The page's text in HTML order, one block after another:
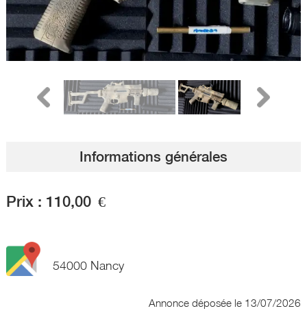
Informations générales
Prix : 110,00 €
54000 Nancy
Annonce déposée le 13/07/2026